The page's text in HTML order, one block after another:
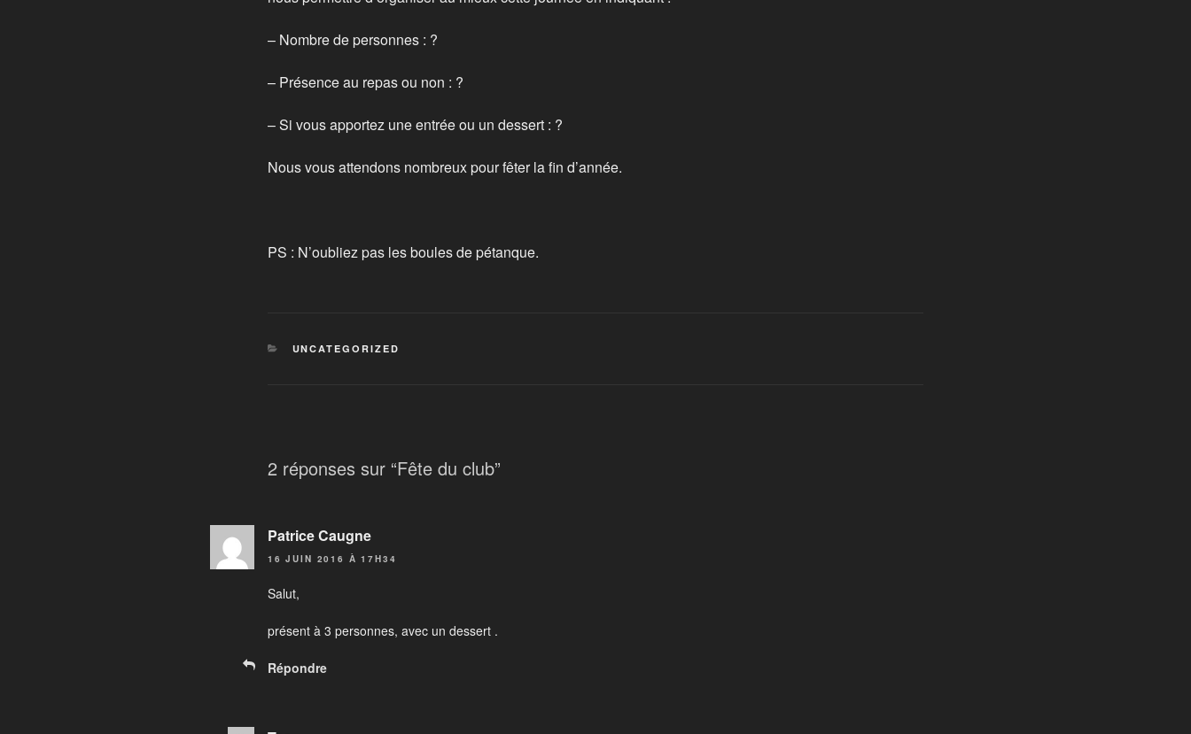
– Nombre de personnes : ?
– Présence au repas ou non : ?
– Si vous apportez une entrée ou un dessert : ?
Nous vous attendons nombreux pour fêter la fin d’année.
PS : N’oubliez pas les boules de pétanque.
CATÉGORIES
UNCATEGORIZED
2 réponses sur “Fête du club”
Patrice Caugne
16 JUIN 2016 À 17H34
Salut,
présent à 3 personnes, avec un dessert .
Répondre